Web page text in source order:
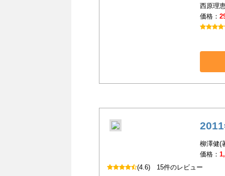
西原理
価格：
柳澤健(
価格：
(4.6) 15件のレビュー